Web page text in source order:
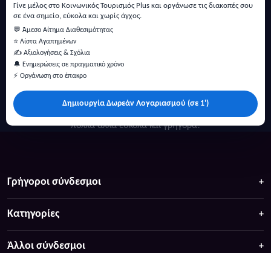
Γίνε μέλος στο Κοινωνικός Τουρισμός Plus και οργάνωσε τις διακοπές σου
σε ένα σημείο, εύκολα και χωρίς άγχος.
💬 Άμεσο Αίτημα Διαθεσιμότητας
⭐ Λίστα Αγαπημένων
✍️ Αξιολογήσεις & Σχόλια
🔔 Ενημερώσεις σε πραγματικό χρόνο
⚡ Οργάνωση στο έπακρο
Δημιουργία Δωρεάν Λογαριασμού (σε 1')
πολλά άλλα ευκολα και γρήγορα!
Γρήγοροι σύνδεσμοι
Κατηγορίες
Άλλοι σύνδεσμοι